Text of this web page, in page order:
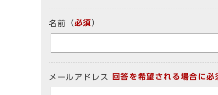
名前 （必須）
メールアドレス 回答を希望される場合に必